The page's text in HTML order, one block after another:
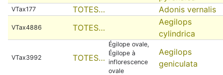
VTax177 TOTES… Adonis vernalis
VTax4886 TOTES…
Aegilops
cylindrica
VTax3992 TOTES…
Égilope ovale,
Égilope à
inflorescence
ovale
Aegilops
geniculata